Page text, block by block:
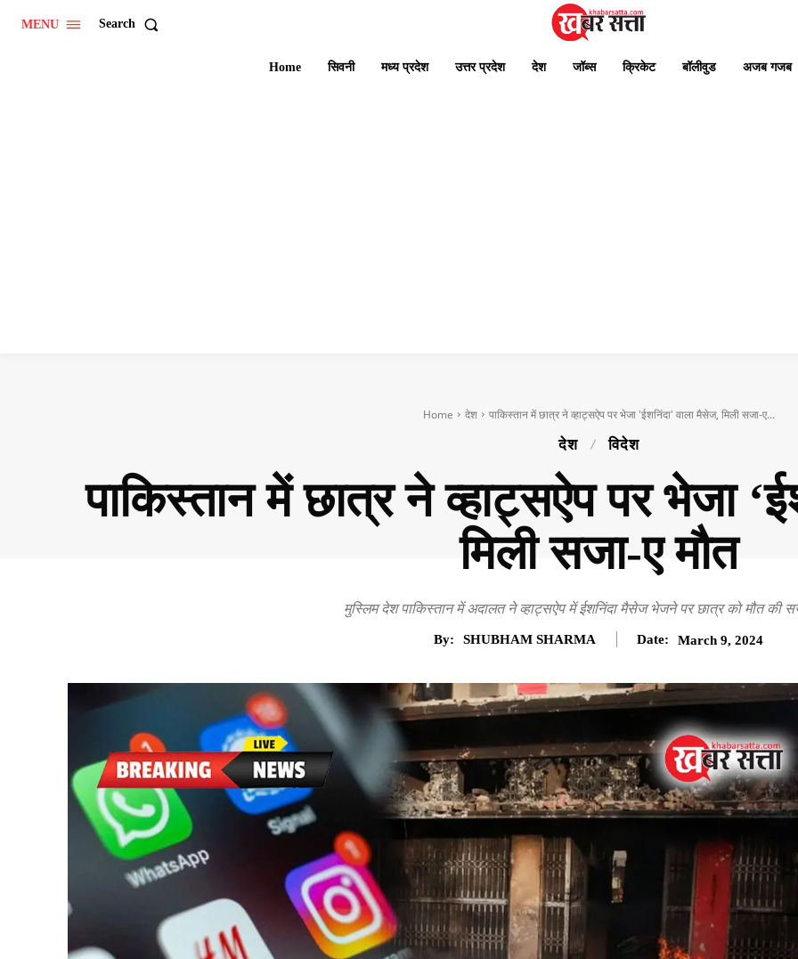
MENU Search
Home सिवनी मध्य प्रदेश उत्तर प्रदेश देश जॉब्स क्रिकेट बॉलीवुड अजब गजब
Home देश पाकिस्तान में छात्र ने व्हाट्सऐप पर भेजा 'ईशनिंदा' वाला मैसेज, मिली सजा-ए...
देश विदेश
पाकिस्तान में छात्र ने व्हाट्सऐप पर भेजा
मिली सजा-ए मौत
मुस्लिम देश पाकिस्तान में अदालत ने व्हाट्सऐप में ईशनिंदा मैसेज भेजने पर छात्र को मौत की
By: SHUBHAM SHARMA Date: March 9, 2024